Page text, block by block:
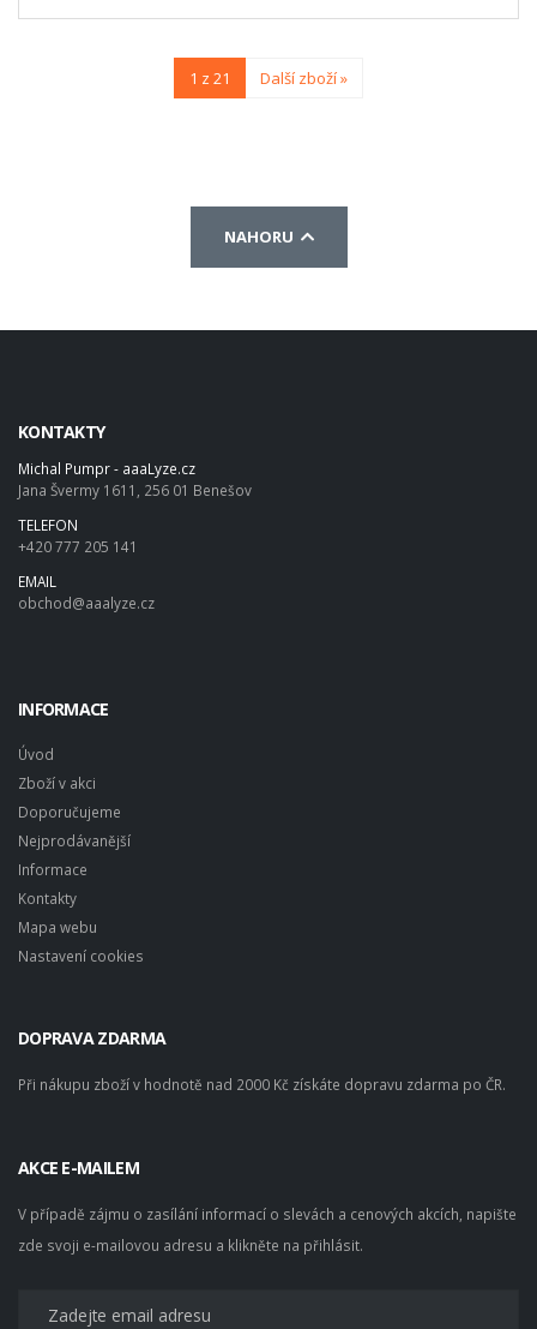
1 z 21 Další zboží »
NAHORU
KONTAKTY
Michal Pumpr - aaaLyze.cz
Jana Švermy 1611, 256 01 Benešov
TELEFON
+420 777 205 141
EMAIL
obchod@aaalyze.cz
INFORMACE
Úvod
Zboží v akci
Doporučujeme
Nejprodávanější
Informace
Kontakty
Mapa webu
Nastavení cookies
DOPRAVA ZDARMA
Při nákupu zboží v hodnotě nad 2000 Kč získáte dopravu zdarma po ČR.
AKCE E-MAILEM
V případě zájmu o zasílání informací o slevách a cenových akcích, napište
zde svoji e-mailovou adresu a klikněte na přihlásit.